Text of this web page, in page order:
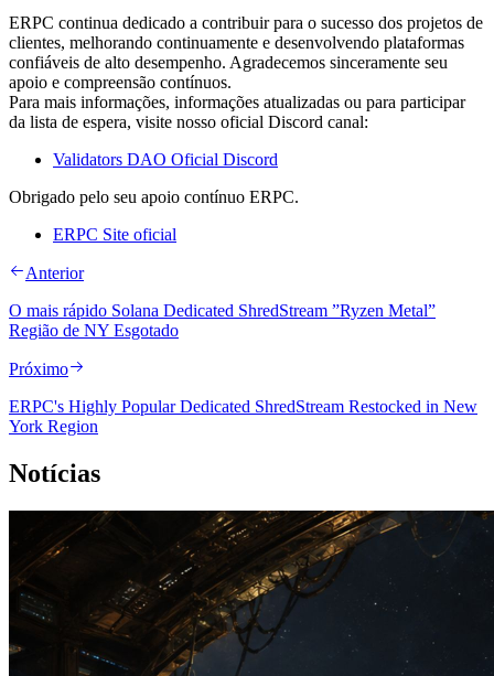
ERPC continua dedicado a contribuir para o sucesso dos projetos de
clientes, melhorando continuamente e desenvolvendo plataformas
confiáveis de alto desempenho. Agradecemos sinceramente seu
apoio e compreensão contínuos.
Para mais informações, informações atualizadas ou para participar
da lista de espera, visite nosso oficial Discord canal:
Validators DAO Oficial Discord
Obrigado pelo seu apoio contínuo ERPC.
ERPC Site oficial
Anterior
O mais rápido Solana Dedicated ShredStream ”Ryzen Metal”
Região de NY Esgotado
Próximo
ERPC's Highly Popular Dedicated ShredStream Restocked in New
York Region
Notícias